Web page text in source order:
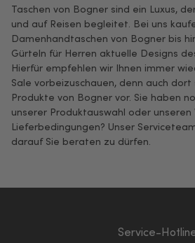
Taschen von Bogner sind ein Luxus,
und auf Reisen begleitet. Bei uns
Damenhandtaschen von Bogner bis
Gürteln für Herren aktuelle Designs
Hierfür empfehlen wir Ihnen immer
Sale vorbeizuschauen, denn auch
Produkte von Bogner vor. Sie haben
unserer Produktauswahl oder unseren
Lieferbedingungen? Unser
darauf Sie beraten zu dürfen.
Service-